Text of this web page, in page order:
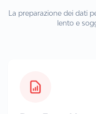
La preparazione dei dati
lento e